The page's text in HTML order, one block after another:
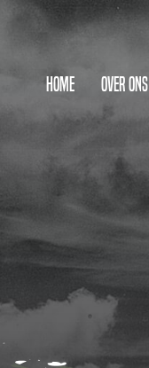
Home Over ons